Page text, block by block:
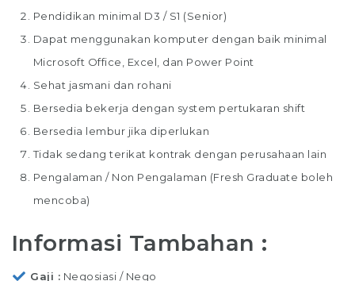
Pendidikan minimal D3 / S1 (Senior)
Dapat menggunakan komputer dengan baik minimal
Microsoft Office, Excel, dan Power Point
Sehat jasmani dan rohani
Bersedia bekerja dengan system pertukaran shift
Bersedia lembur jika diperlukan
Tidak sedang terikat kontrak dengan perusahaan lain
Pengalaman / Non Pengalaman (Fresh Graduate boleh
mencoba)
Informasi Tambahan :
Gaji
Negosiasi / Nego